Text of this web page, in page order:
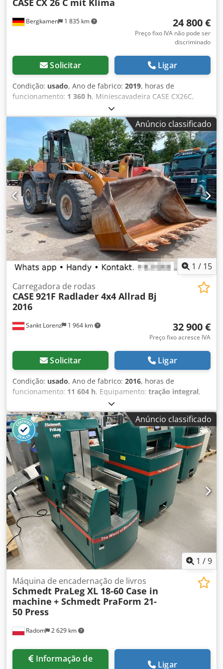
Bergkamen 1 835 km
CASE CX 26 C mit Klima
24 800 €
Preço fixo IVA não pode ser
discriminado
Solicitar Ligar
Condição: usado, Ano de fabrico: 2019, horas de
funcionamento: 1 360 h, Miniescavadeira CASE CX26C,
Dcjdpfxeurfkce Ai Rok * Ano de fabricação: 2019, * 1360
BS, i * Aquecimento, * Ar-condicionado, * Esteiras de
borracha, * Lâmina niveladora, * Engate rápidoAnúncio classificado
1 / 15
Sankt Lorenz 1 964 km
Carregadora de rodas
CASE 921F Radlader 4x4 Allrad Bj
2016
32 900 €
Preço fixo acresce IVA
Solicitar Ligar
Condição: usado, Ano de fabrico: 2016, horas de
funcionamento: 11 604 h, Equipamento: tração integral,
ligar (Contato · Telefone · Telemóvel · WhatsApp) * Case
921F pá carregadora 4x4 tração total * Aquecimento / Ar
condicionado * Ano de fabrico: 2016 * Nº de chassis:
FNH921F1NGHE12139 * Kw: 190 * Peso próprio: 19.680 kg *
Peso bruto: 21.600 kg * Horas: 11.604 * 3 unidades
disponíveis * Preço sob consulta * Todas as informações
sem garantia Dcodpfskq Amfjx Ai Rsk
Anúncio classificado
1 /9
Radom 2 629 km
Máquina de encadernação de livros
Schmedt PraLeg XL 18-60 Case in
machine + Schmedt PraForm 21-
50 Press
Ligar